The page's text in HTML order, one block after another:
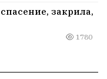
закрила,
1780